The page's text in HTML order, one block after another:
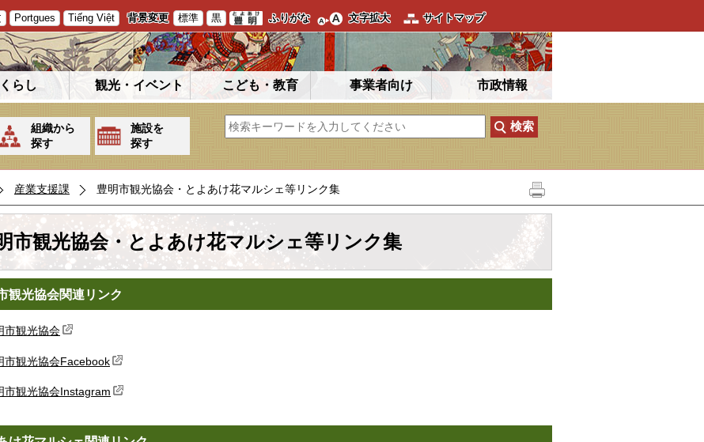
Portgues Tiếng Việt 背景変更 標準 黒 ふりがな 文字拡大 サイトマップ
くらし 観光・イベント こども・教育 事業者向け 市政情報
組織から
探す
施設を
探す
産業支援課 豊明市観光協会・とよあけ花マルシェ等リンク集
市観光協会・とよあけ花マルシェ等リンク集
観光協会関連リンク
市観光協会
市観光協会Facebook
市観光協会Instagram